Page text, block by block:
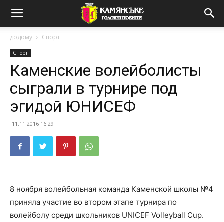
додому Спорт
Спорт
Каменские волейболисты
сыграли в турнире под
эгидой ЮНИСЕФ
11.11.2016 16:29
8 ноября волейбольная команда Каменской школы №4
приняла участие во втором этапе турнира по
волейболу среди школьников UNICEF Volleyball Cup.